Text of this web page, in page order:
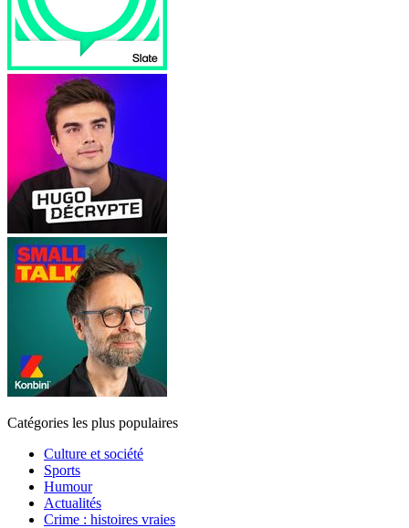
Catégories les plus populaires
Culture et société
Sports
Humour
Actualités
Crime : histoires vraies